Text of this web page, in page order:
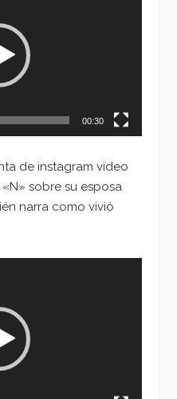
00:30
de instagram video
sobre su esposa
narra como vivió